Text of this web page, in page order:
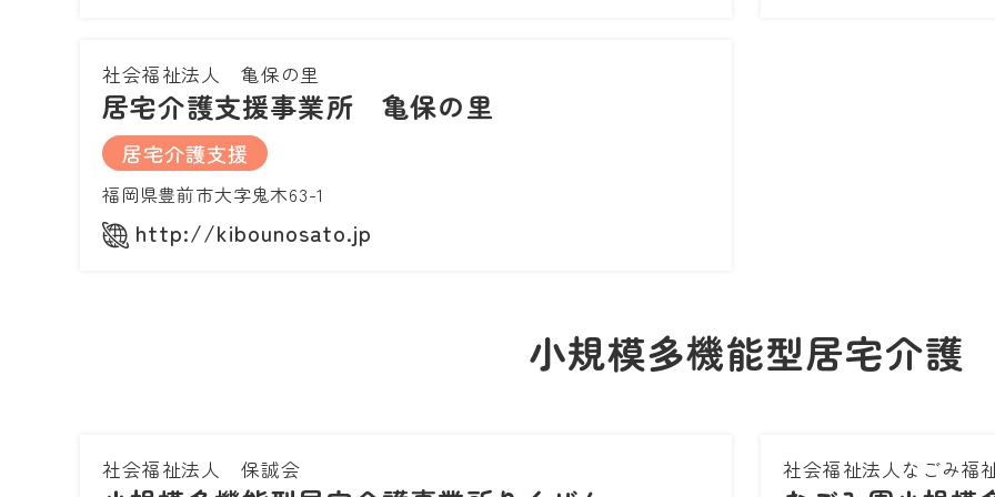
社会福祉法人 亀保の里
居宅介護支援事業所 亀保の里
居宅介護支援
福岡県豊前市大字鬼木63-1
http://kibounosato.jp
小規模多機能型居宅介護
社会福祉法人 保誠会 社会福祉法人なごみ福